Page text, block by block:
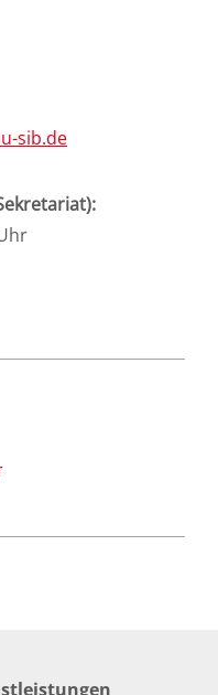
sib.de